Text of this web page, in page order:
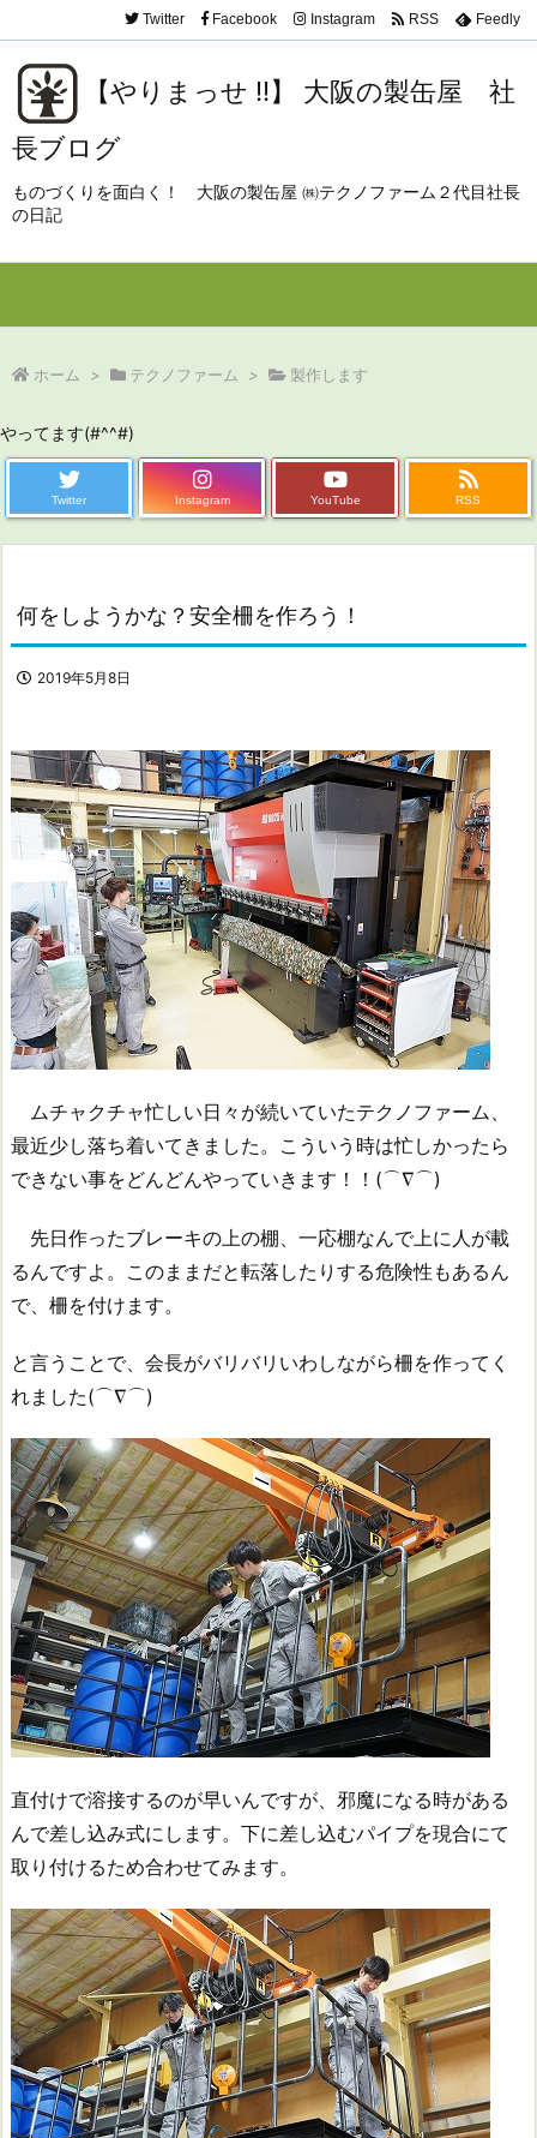
【やりまっせ !!】 大阪の製缶屋 社
長ブログ
ものづくりを面白く！ 大阪の製缶屋 ㈱テクノファーム２代目社長
の日記
Twitter Facebook Instagram RSS Feedly
ホーム > テクノファーム > 製作します
やってます(#^^#)
Twitter Instagram YouTube RSS
何をしようかな？安全柵を作ろう！
2019年5月8日
ムチャクチャ忙しい日々が続いていたテクノファーム、
最近少し落ち着いてきました。こういう時は忙しかったら
できない事をどんどんやっていきます！！(⌒∇⌒)
先日作ったブレーキの上の棚、一応棚なんで上に人が載
るんですよ。このままだと転落したりする危険性もあるん
で、柵を付けます。
と言うことで、会長がバリバリいわしながら柵を作ってく
れました(⌒∇⌒)
直付けで溶接するのが早いんですが、邪魔になる時がある
んで差し込み式にします。下に差し込むパイプを現合にて
取り付けるため合わせてみます。